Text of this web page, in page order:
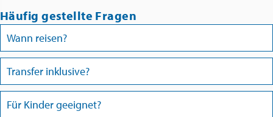
Häufig gestellte Fragen
Wann reisen?
Transfer inklusive?
Für Kinder geeignet?